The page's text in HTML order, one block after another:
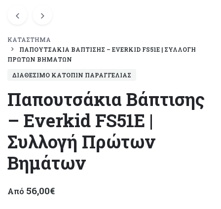
ΚΑΤΆΣΤΗΜΑ
ΠΑΠΟΥΤΣΆΚΙΑ ΒΆΠΤΙΣΗΣ – EVERKID FS51E | ΣΥΛΛΟΓΉ
ΠΡΏΤΩΝ ΒΗΜΆΤΩΝ
ΔΙΑΘΈΣΙΜΟ ΚΑΤΌΠΙΝ ΠΑΡΑΓΓΕΛΊΑΣ
Παπουτσάκια Βάπτισης
– Everkid FS51E |
Συλλογή Πρώτων
Βημάτων
Από 56,00€